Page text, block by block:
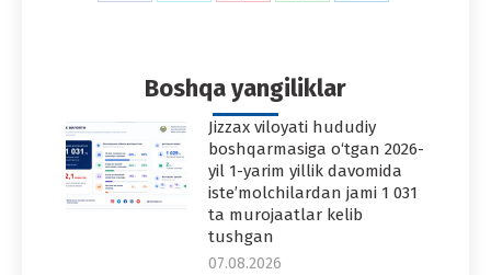
Boshqa yangiliklar
Jizzax viloyati hududiy
boshqarmasiga o‘tgan 2026-
yil 1-yarim yillik davomida
iste’molchilardan jami 1 031
ta murojaatlar kelib
tushgan
07.08.2026